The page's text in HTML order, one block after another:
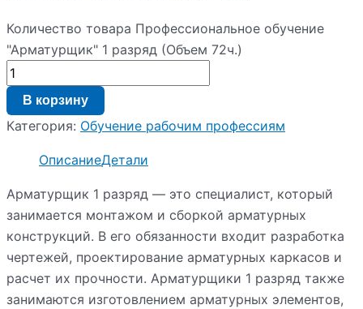
Количество товара Профессиональное обучение
"Арматурщик" 1 разряд (Объем 72ч.)
В корзину
Категория: Обучение рабочим профессиям
ОписаниеДетали
Арматурщик 1 разряд — это специалист, который
занимается монтажом и сборкой арматурных
конструкций. В его обязанности входит разработка
чертежей, проектирование арматурных каркасов и
расчет их прочности. Арматурщики 1 разряд также
занимаются изготовлением арматурных элементов,